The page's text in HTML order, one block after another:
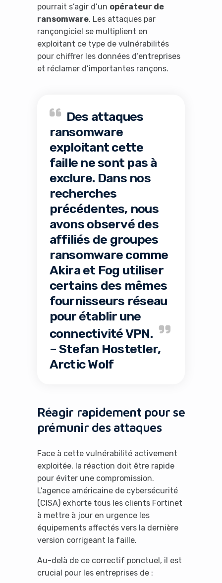
pourrait s’agir d’un opérateur de
ransomware. Les attaques par
rançongiciel se multiplient en
exploitant ce type de vulnérabilités
pour chiffrer les données d’entreprises
et réclamer d’importantes rançons.
Des attaques
ransomware
exploitant cette
faille ne sont pas à
exclure. Dans nos
recherches
précédentes, nous
avons observé des
affiliés de groupes
ransomware comme
Akira et Fog utiliser
certains des mêmes
fournisseurs réseau
pour établir une
connectivité VPN.
– Stefan Hostetler,
Arctic Wolf
Réagir rapidement pour se
prémunir des attaques
Face à cette vulnérabilité activement
exploitée, la réaction doit être rapide
pour éviter une compromission.
L’agence américaine de cybersécurité
(CISA) exhorte tous les clients Fortinet
à mettre à jour en urgence les
équipements affectés vers la dernière
version corrigeant la faille.
Au-delà de ce correctif ponctuel, il est
crucial pour les entreprises de :